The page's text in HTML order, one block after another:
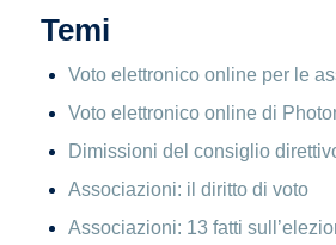
Temi
Voto elettronico online per le
Voto elettronico online di
Dimissioni del consiglio
Associazioni: il diritto di voto
Associazioni: 13 fatti